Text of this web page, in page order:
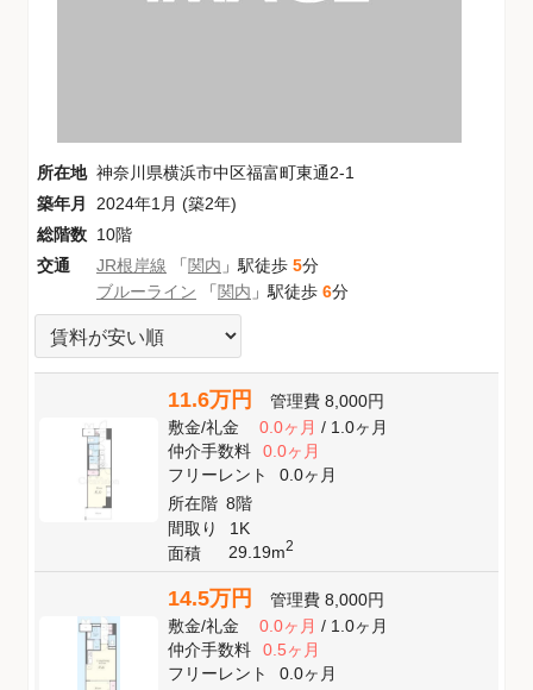
所在地 神奈川県横浜市中区福富町東通2-1
築年月
2024年1月 (築2年)
総階数 10階
交通
JR根岸線 「関内 」駅徒歩 5分
ブルーライン 「関内 」駅徒歩 6分
11.6万円 管理費 8,000円
敷金/礼金 0.0ヶ月/ 1.0ヶ月
仲介手数料
0.0ヶ月
フリーレント
0.0ヶ月
所在階 8階
間取り
1K
面積
29.19m2
14.5万円 管理費 8,000円
敷金/礼金 0.0ヶ月/ 1.0ヶ月
仲介手数料
0.5ヶ月
フリーレント
0.0ヶ月